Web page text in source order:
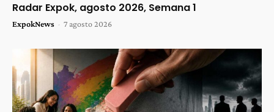
Radar Expok, agosto 2026, Semana 1
ExpokNews - 7 agosto 2026